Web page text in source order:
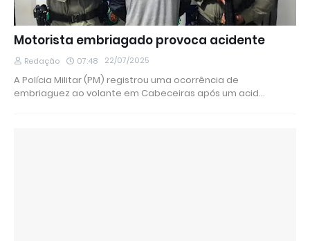
Motorista embriagado provoca acidente
Redação 07:48 22/07/2025
A Polícia Militar (PM) registrou uma ocorrência de
embriaguez ao volante em Cabeceiras após um acid…